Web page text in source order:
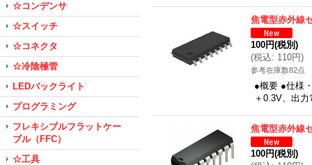
☆コンデンサ
☆スイッチ
☆コネクタ
☆冷陰極管
LEDバックライト
プログラミング
フレキシブルフラットケー
ブル（FFC）
☆工具
焦電型赤外線
100円(税別)
(税込: 110円)
参考在庫数82点
●概要 ●仕様
＋0.3V、出
焦電型赤外線
100円(税別)